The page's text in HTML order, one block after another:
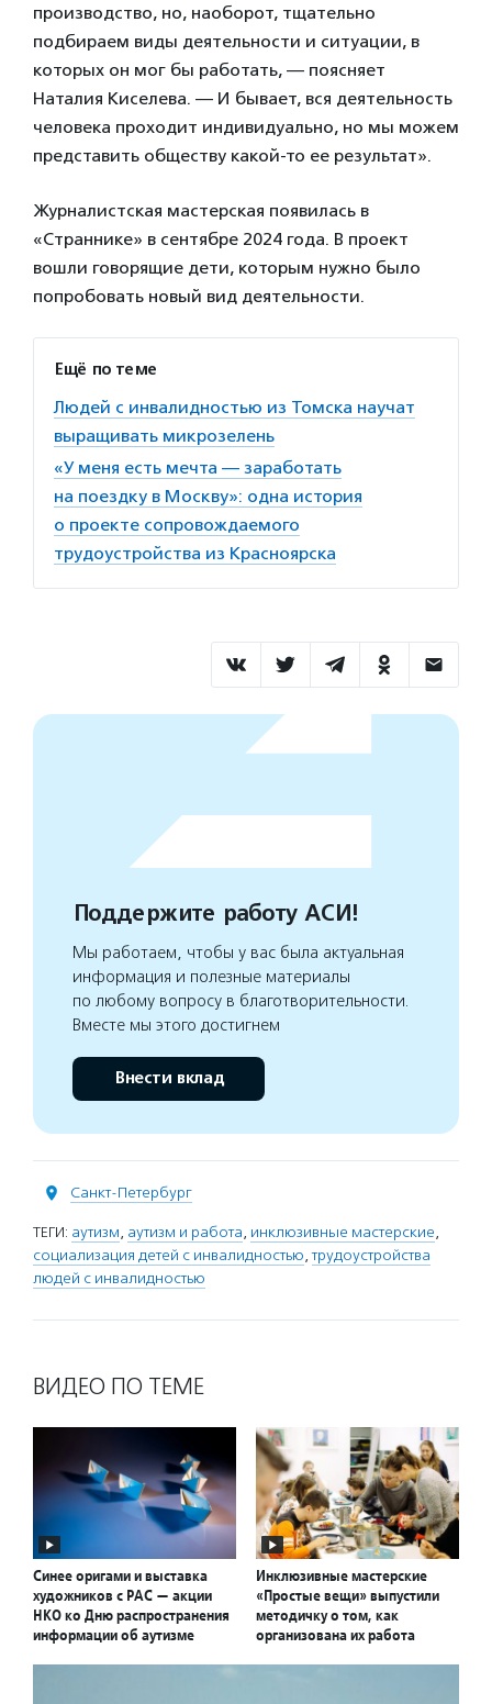
производство, но, наоборот, тщательно
подбираем виды деятельности и ситуации, в
которых он мог бы работать, — поясняет
Наталия Киселева. — И бывает, вся деятельность
человека проходит индивидуально, но мы можем
представить обществу какой-то ее результат».
Журналистская мастерская появилась в
«Страннике» в сентябре 2024 года. В проект
вошли говорящие дети, которым нужно было
попробовать новый вид деятельности.
Ещё по теме
Людей с инвалидностью из Томска научат
выращивать микрозелень
«У меня есть мечта — заработать
на поездку в Москву»: одна история
о проекте сопровождаемого
трудоустройства из Красноярска
Поддержите работу АСИ!
Мы работаем, чтобы у вас была актуальная
информация и полезные материалы
по любому вопросу в благотворительности.
Вместе мы этого достигнем
Внести вклад
Санкт-Петербург
ТЕГИ: аутизм, аутизм и работа, инклюзивные мастерские,
социализация детей с инвалидностью,трудоустройства
людей с инвалидностью
ВИДЕО ПО ТЕМЕ
Синее оригами и выставка
художников с РАС — акции
НКО ко Дню распространения
информации об аутизме
Инклюзивные мастерские
«Простые вещи» выпустили
методичку о том, как
организована их работа